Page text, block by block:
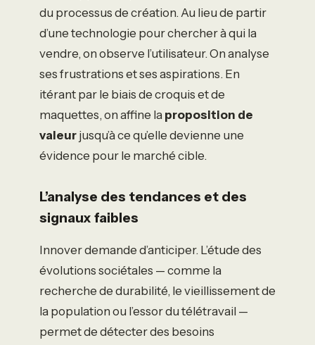
du processus de création. Au lieu de partir
d’une technologie pour chercher à qui la
vendre, on observe l’utilisateur. On analyse
ses frustrations et ses aspirations. En
itérant par le biais de croquis et de
maquettes, on affine la proposition de
valeur jusqu’à ce qu’elle devienne une
évidence pour le marché cible.
L’analyse des tendances et des
signaux faibles
Innover demande d’anticiper. L’étude des
évolutions sociétales — comme la
recherche de durabilité, le vieillissement de
la population ou l’essor du télétravail —
permet de détecter des besoins